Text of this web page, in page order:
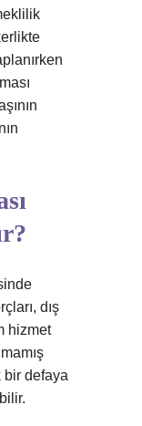
dış
hizmet
bir defaya